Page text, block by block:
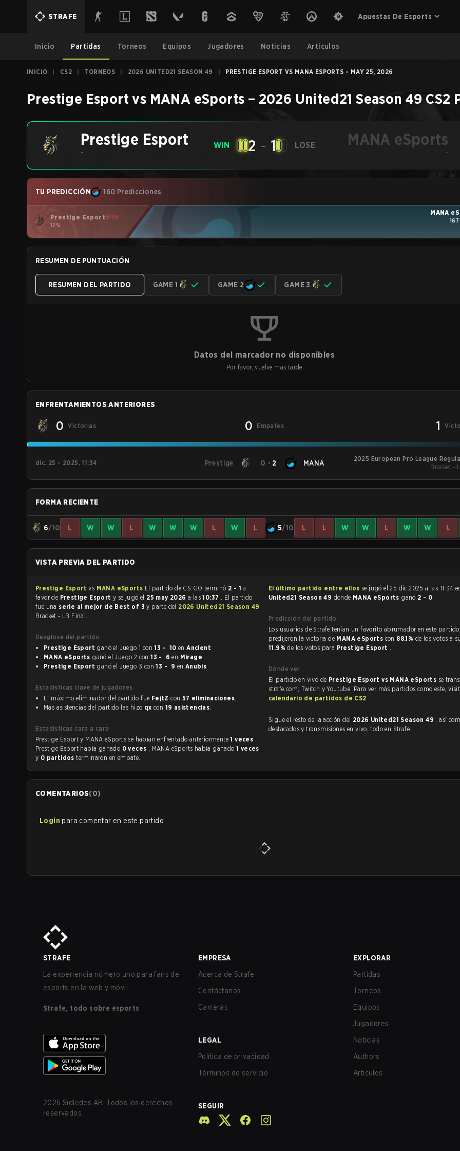
STRAFE Apuestas De Esports
Inicio Partidas Torneos Equipos Jugadores Noticias Artículos
INICIO CS2 TORNEOS 2026 UNITED21 SEASON 49 PRESTIGE ESPORT VS MANA ESPORTS - MAY 25, 2026
Prestige Esport vs MANA eSports – 2026 United21 Season 49 CS2
Prestige Esport
-
WIN 2 - 1 LOSE MANA eSports
-
TU PREDICCIÓN 160 Predicciones
Prestige EsportWIN
12%
MANA
RESUMEN DE PUNTUACIÓN
RESUMEN DEL PARTIDO GAME 1 GAME 2 GAME 3
Datos del marcador no disponibles
Por favor, vuelve más tarde
ENFRENTAMIENTOS ANTERIORES
0 Victorias 0 Empates 1
dic. 25 - 2025, 11:34 Prestige 0 - 2 MANA
2025 European Pro League
Bracket -
FORMA RECIENTE
6/10 L W W L W W W L W L 5/10 L L W W L W W L
VISTA PREVIA DEL PARTIDO
Prestige Esportvs MANA eSports El partido de CS:GO terminó 2 - 1 a
favor de Prestige Esport y se jugó el 25 may 2026 a las10:37 . El partido
fue una serie al mejor de Best of 3y parte del 2026 United21 Season 49
Bracket - LB Final.
Desglose del partido
Prestige Esport
ganó el Juego 1 con 13 - 10 enAncient
MANA eSports
ganó el Juego 2 con 13 - 6 en Mirage
Prestige Esport
ganó el Juego 3 con 13 - 9 en Anubis
Estadísticas clave de jugadores
El máximo eliminador del partido fue FejtZ con 57 eliminaciones.
Más asistencias del partido las hizo qx con 19 asistencias.
Estadísticas cara a cara
Prestige Esport y MANA eSports se habían enfrentado anteriormente1 veces .
Prestige Esport había ganado 0 veces , MANA eSports había ganado 1 veces
y 0 partidosterminaron en empate.
El último partido entre ellos se jugó el 25 dic 2025 a las 11:34
United21 Season 49 donde MANA eSports ganó 2 - 0 .
Predicción del partido
Los usuarios de Strafe tenían un favorito abrumador en este partido, y
predijeron la victoria de MANA eSports con 88.1% de los votos a
11.9%de los votos para Prestige Esport .
Dónde ver
El partido en vivo de Prestige Esport vs MANA eSports se
strafe.com, Twitch y Youtube. Para ver más partidos como este,
calendario de partidos de CS2 .
Sigue el resto de la acción del 2026 United21 Season 49 , así como
destacados y transmisiones en vivo, todo en Strafe.
COMENTARIOS(0)
Login para comentar en este partido
STRAFE
La experiencia número uno para fans de
esports en la web y móvil.
Strafe, todo sobre esports
2026 Sidledes AB. Todos los derechos
reservados.
EMPRESA
Acerca de Strafe
Contáctanos
Carreras
LEGAL
Política de privacidad
Términos de servicio
SEGUIR
EXPLORAR
Partidas
Torneos
Equipos
Jugadores
Noticias
Authors
Artículos